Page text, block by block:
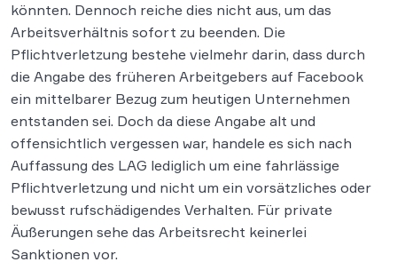
könnten. Dennoch reiche dies nicht aus, um das
Arbeitsverhältnis sofort zu beenden. Die
Pflichtverletzung bestehe vielmehr darin, dass durch
die Angabe des früheren Arbeitgebers auf Facebook
ein mittelbarer Bezug zum heutigen Unternehmen
entstanden sei. Doch da diese Angabe alt und
offensichtlich vergessen war, handele es sich nach
Auffassung des LAG lediglich um eine fahrlässige
Pflichtverletzung und nicht um ein vorsätzliches oder
bewusst rufschädigendes Verhalten. Für private
Äußerungen sehe das Arbeitsrecht keinerlei
Sanktionen vor.